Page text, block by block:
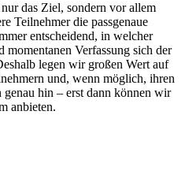
das Ziel, sondern vor allem
Teilnehmer die passgenaue
entscheidend, in welcher
momentanen Verfassung sich der
legen wir großen Wert auf
und, wenn möglich, ihren
hin – erst dann können wir
anbieten.